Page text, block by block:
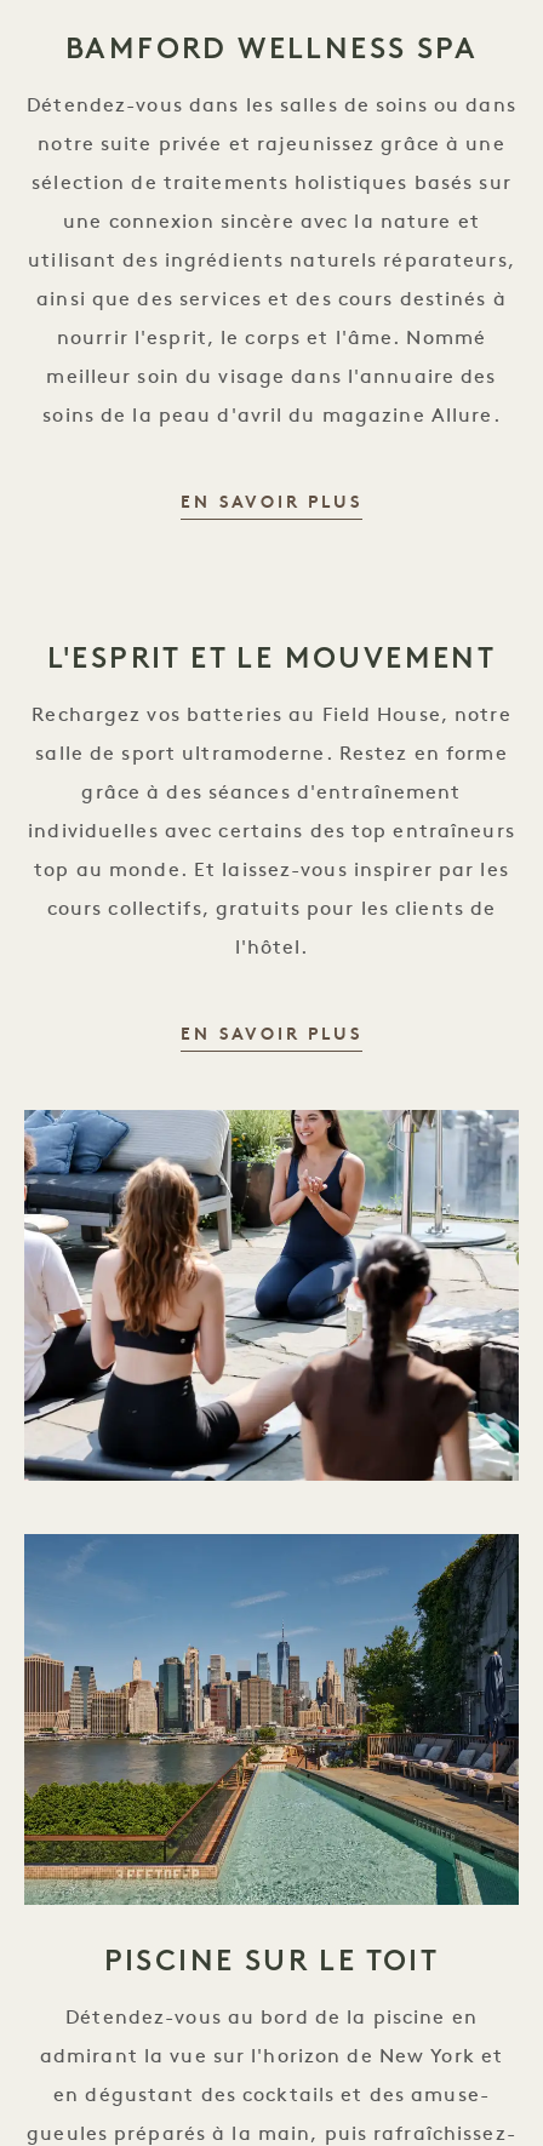
BAMFORD WELLNESS SPA
Détendez-vous dans les salles de soins ou dans
notre suite privée et rajeunissez grâce à une
sélection de traitements holistiques basés sur
une connexion sincère avec la nature et
utilisant des ingrédients naturels réparateurs,
ainsi que des services et des cours destinés à
nourrir l'esprit, le corps et l'âme. Nommé
meilleur soin du visage dans l'annuaire des
soins de la peau d'avril du magazine Allure.
EN SAVOIR PLUS
L'ESPRIT ET LE MOUVEMENT
Rechargez vos batteries au Field House, notre
salle de sport ultramoderne. Restez en forme
grâce à des séances d'entraînement
individuelles avec certains des top entraîneurs
top au monde. Et laissez-vous inspirer par les
cours collectifs, gratuits pour les clients de
l'hôtel.
EN SAVOIR PLUS
PISCINE SUR LE TOIT
Détendez-vous au bord de la piscine en
admirant la vue sur l'horizon de New York et
en dégustant des cocktails et des amuse-
gueules préparés à la main, puis rafraîchissez-